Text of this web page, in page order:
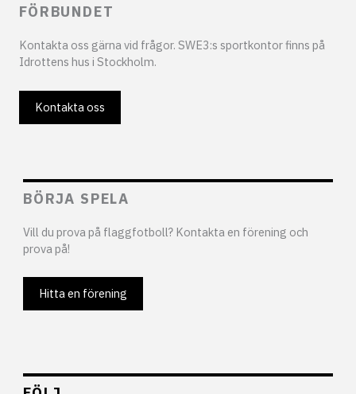
FÖRBUNDET
Kontakta oss gärna vid frågor. SWE3:s sportkontor finns på
Idrottens hus i Stockholm.
Kontakta oss
BÖRJA SPELA
Vill du prova på flaggfotboll? Kontakta en förening och
prova på!
Hitta en förening